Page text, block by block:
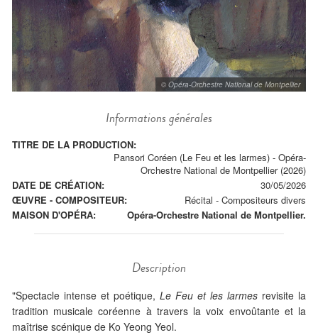
© Opéra-Orchestre National de Montpellier
Informations générales
TITRE DE LA PRODUCTION:
Pansori Coréen (Le Feu et les larmes) - Opéra-
Orchestre National de Montpellier (2026)
DATE DE CRÉATION:
30/05/2026
ŒUVRE - COMPOSITEUR:
Récital - Compositeurs divers
MAISON D'OPÉRA:
Opéra-Orchestre National de Montpellier.
Description
"Spectacle intense et poétique, Le Feu et les larmes revisite la
tradition musicale coréenne à travers la voix envoûtante et la
maîtrise scénique de Ko Yeong Yeol.